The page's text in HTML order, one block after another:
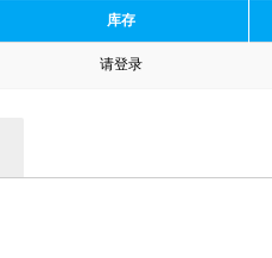
库存
请登录